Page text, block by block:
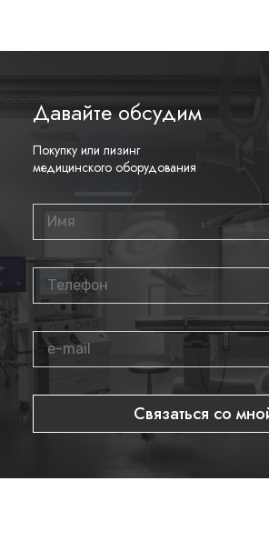
Давайте обсудим
Покупку или лизинг
медицинского оборудования
Связаться со